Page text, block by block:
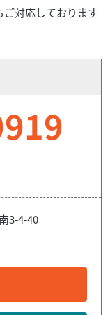
対応しております
3-4-40